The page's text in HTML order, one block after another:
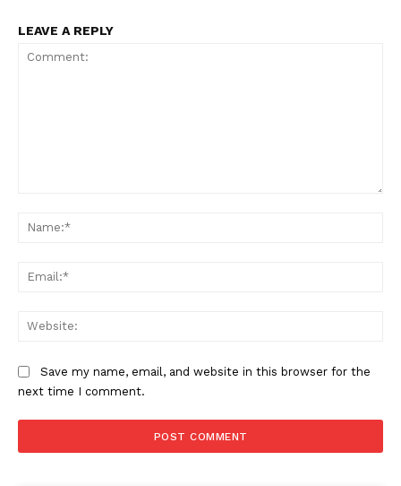
LEAVE A REPLY
Save my name, email, and website in this browser for the
next time I comment.